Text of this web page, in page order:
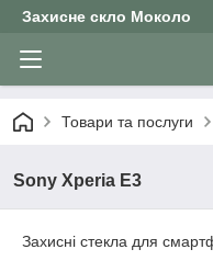
Захисне скло Moколо
Товари та послуги
Sony Xperia E3
Захисні стекла для